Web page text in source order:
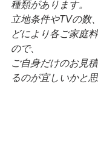
種類があります。
立地条件やTVの数
どにより各ご家庭
ので、
ご自身だけのお見
るのが宜しいかと思